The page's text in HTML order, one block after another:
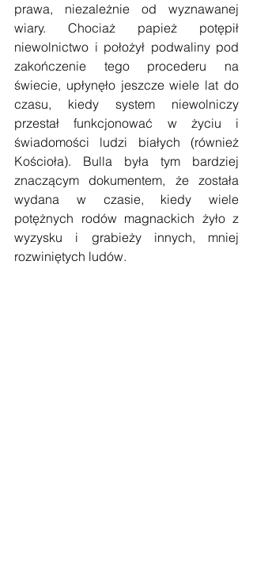
prawa, niezależnie od wyznawanej
wiary. Chociaż papież potępił
niewolnictwo i położył podwaliny pod
zakończenie tego procederu na
świecie, upłynęło jeszcze wiele lat do
czasu, kiedy system niewolniczy
przestał funkcjonować w życiu i
świadomości ludzi białych (również
Kościoła). Bulla była tym bardziej
znaczącym dokumentem, że została
wydana w czasie, kiedy wiele
potężnych rodów magnackich żyło z
wyzysku i grabieży innych, mniej
rozwiniętych ludów.